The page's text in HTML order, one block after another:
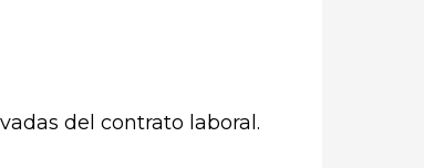
del contrato laboral.